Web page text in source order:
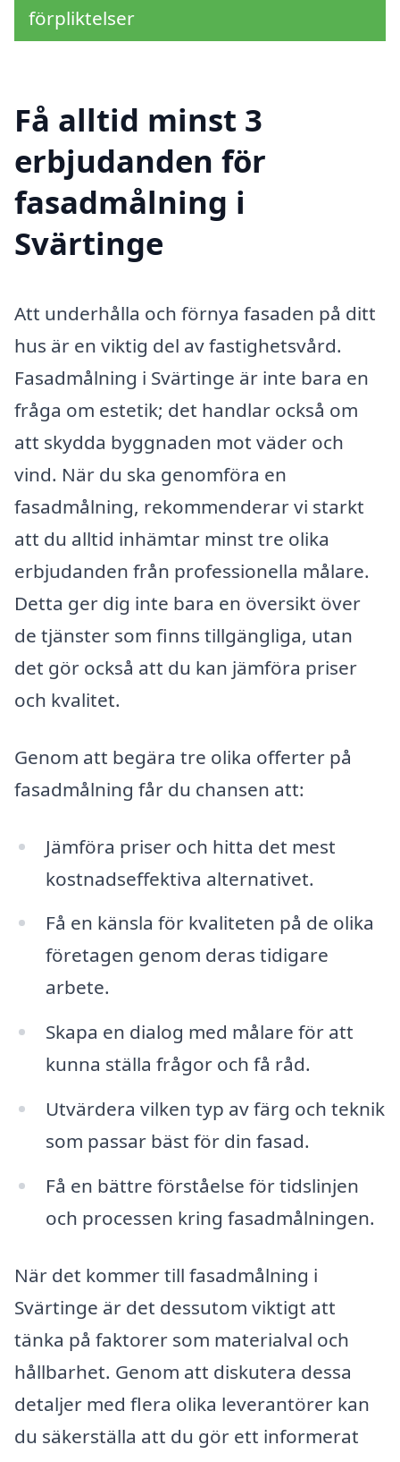
förpliktelser
Få alltid minst 3
erbjudanden för
fasadmålning i
Svärtinge
Att underhålla och förnya fasaden på ditt
hus är en viktig del av fastighetsvård.
Fasadmålning i Svärtinge är inte bara en
fråga om estetik; det handlar också om
att skydda byggnaden mot väder och
vind. När du ska genomföra en
fasadmålning, rekommenderar vi starkt
att du alltid inhämtar minst tre olika
erbjudanden från professionella målare.
Detta ger dig inte bara en översikt över
de tjänster som finns tillgängliga, utan
det gör också att du kan jämföra priser
och kvalitet.
Genom att begära tre olika offerter på
fasadmålning får du chansen att:
Jämföra priser och hitta det mest
kostnadseffektiva alternativet.
Få en känsla för kvaliteten på de olika
företagen genom deras tidigare
arbete.
Skapa en dialog med målare för att
kunna ställa frågor och få råd.
Utvärdera vilken typ av färg och teknik
som passar bäst för din fasad.
Få en bättre förståelse för tidslinjen
och processen kring fasadmålningen.
När det kommer till fasadmålning i
Svärtinge är det dessutom viktigt att
tänka på faktorer som materialval och
hållbarhet. Genom att diskutera dessa
detaljer med flera olika leverantörer kan
du säkerställa att du gör ett informerat